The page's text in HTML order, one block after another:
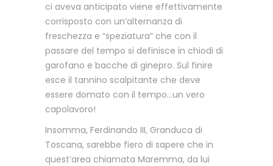
ci aveva anticipato viene effettivamente
corrisposto con un’alternanza di
freschezza e “speziatura” che con il
passare del tempo si definisce in chiodi di
garofano e bacche di ginepro. Sul finire
esce il tannino scalpitante che deve
essere domato con il tempo…un vero
capolavoro!
Insomma, Ferdinando III, Granduca di
Toscana, sarebbe fiero di sapere che in
quest’area chiamata Maremma, da lui